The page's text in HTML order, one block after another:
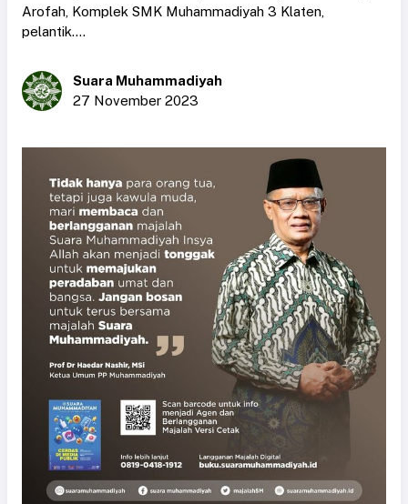
Arofah, Komplek SMK Muhammadiyah 3 Klaten,
pelantik....
Suara Muhammadiyah
27 November 2023